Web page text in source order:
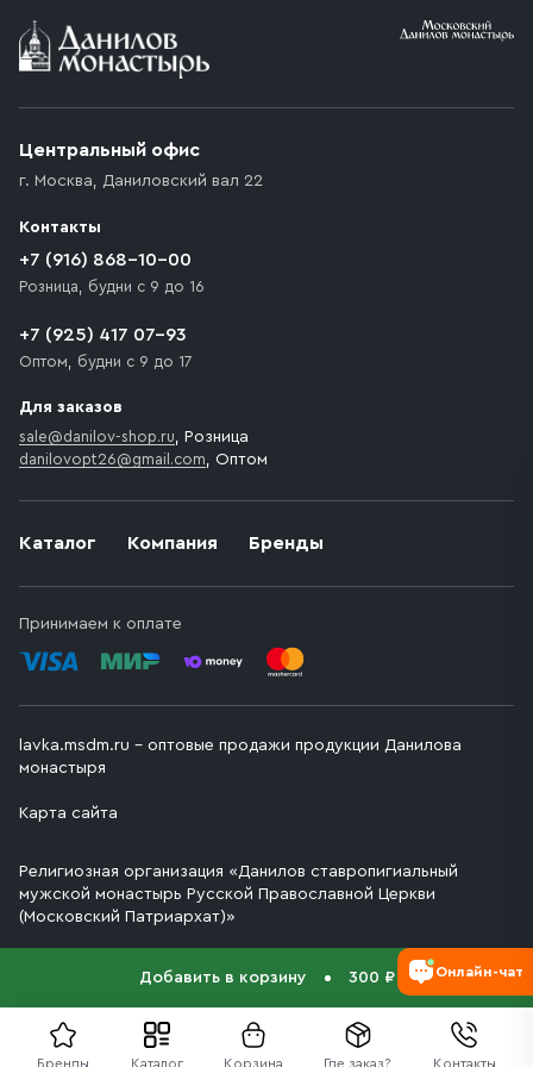
Бренды Каталог Корзина Где заказ? Контакты
Добавить в корзину 300 ₽
Условия доставки
возникают препятствия для подъезда автомобиля,
которое максимально близко к месту запланированной
движения. Если на территории места назначения
доставки предусмотрен платный въезд, то Покупателю
необходимо компенсировать стоимость въезда
Каталог Компания Бренды
Принимаем к оплате
Центральный офис
г. Москва, Даниловский вал 22
Контакты
+7 (916) 868-10-00
Розница, будни с 9 до 16
+7 (925) 417 07-93
Оптом, будни с 9 до 17
Для заказов
sale@danilov-shop.ru, Розница
danilovopt26@gmail.com, Оптом
lavka.msdm.ru – оптовые продажи продукции Данилова
монастыря
Карта сайта
Религиозная организация «Данилов ставропигиальный
мужской монастырь Русской Православной Церкви
(Московский Патриархат)»
Онлайн-чат